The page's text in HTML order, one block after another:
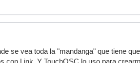
se vea toda la "mandanga" que tiene